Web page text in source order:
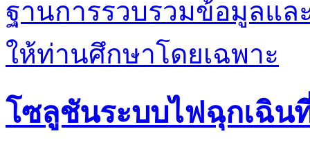
ฐานการรวบรวมข้อมูลแล
ให้ท่านศึกษาโดยเฉพาะ
โซลูชันระบบไฟฉุกเฉิน